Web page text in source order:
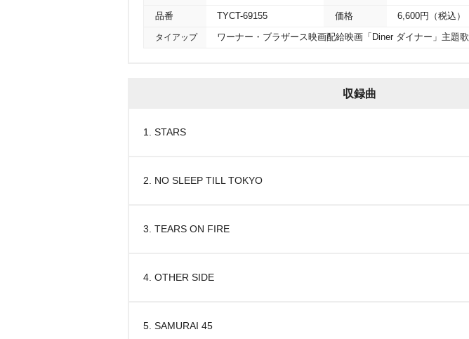
品番 TYCT-69155 価格 6,600円（税込）
タイアップ ワーナー・ブラザース映画配給映画「Diner ダイナー」主題歌
収録曲
1. STARS
2. NO SLEEP TILL TOKYO
3. TEARS ON FIRE
4. OTHER SIDE
5. SAMURAI 45